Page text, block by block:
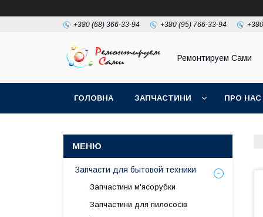
+380 (68) 366-33-94 +380 (95) 766-33-94
Ремонтируем Сами
ГОЛОВНА ЗАПЧАСТИНИ ПРО НАС
Запчасти для бытовой техники
Запчастини м'ясорубки
Запчастини для пилососів